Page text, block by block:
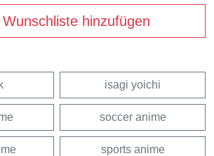
hinzufügen
isagi yoichi
soccer anime
sports anime